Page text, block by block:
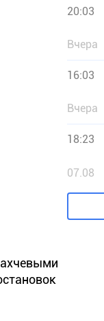
20:03
Вчера
16:03
Вчера
18:23
07.08